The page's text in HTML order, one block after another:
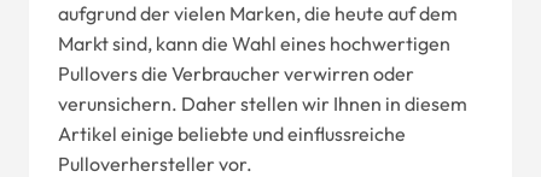
aufgrund der vielen Marken, die heute auf dem
Markt sind, kann die Wahl eines hochwertigen
Pullovers die Verbraucher verwirren oder
verunsichern. Daher stellen wir Ihnen in diesem
Artikel einige beliebte und einflussreiche
Pulloverhersteller vor.